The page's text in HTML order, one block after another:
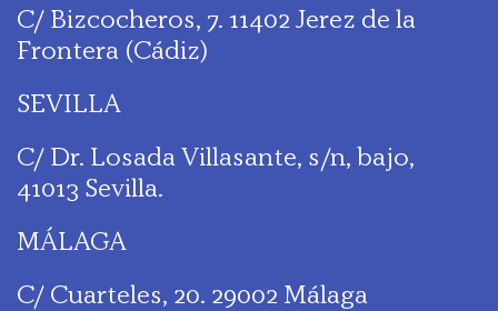
C/ Bizcocheros, 7. 11402 Jerez de la
Frontera (Cádiz)
SEVILLA
C/ Dr. Losada Villasante, s/n, bajo,
41013 Sevilla.
MÁLAGA
C/ Cuarteles, 20. 29002 Málaga